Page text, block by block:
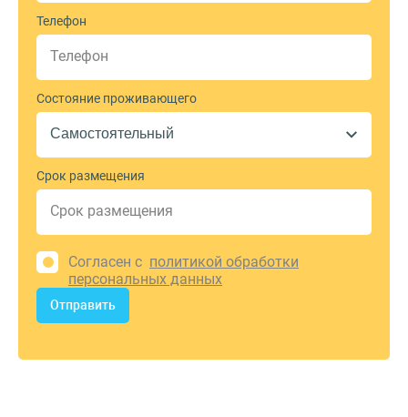
Телефон
Состояние проживающего
Срок размещения
Согласен с политикой обработки
персональных данных
Отправить